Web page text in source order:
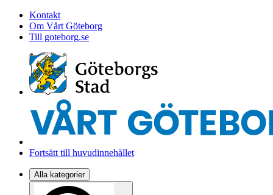
Kontakt
Om Vårt Göteborg
Till goteborg.se
Fortsätt till huvudinnehållet
Alla kategorier